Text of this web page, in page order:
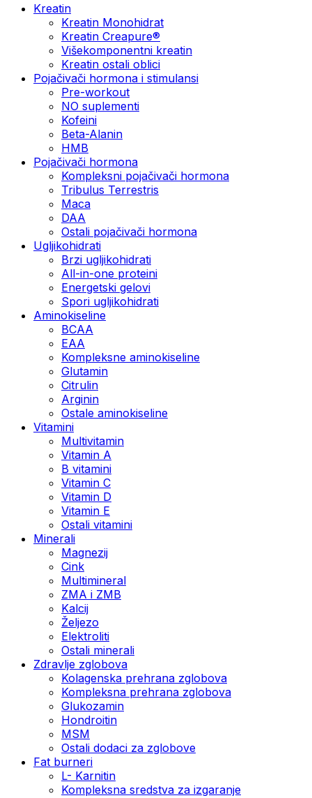
Kreatin
Kreatin Monohidrat
Kreatin Creapure®
Višekomponentni kreatin
Kreatin ostali oblici
Pojačivači hormona i stimulansi
Pre-workout
NO suplementi
Kofeini
Beta-Alanin
HMB
Pojačivači hormona
Kompleksni pojačivači hormona
Tribulus Terrestris
Maca
DAA
Ostali pojačivači hormona
Ugljikohidrati
Brzi ugljikohidrati
All-in-one proteini
Energetski gelovi
Spori ugljikohidrati
Aminokiseline
BCAA
EAA
Kompleksne aminokiseline
Glutamin
Citrulin
Arginin
Ostale aminokiseline
Vitamini
Multivitamin
Vitamin A
B vitamini
Vitamin C
Vitamin D
Vitamin E
Ostali vitamini
Minerali
Magnezij
Cink
Multimineral
ZMA i ZMB
Kalcij
Željezo
Elektroliti
Ostali minerali
Zdravlje zglobova
Kolagenska prehrana zglobova
Kompleksna prehrana zglobova
Glukozamin
Hondroitin
MSM
Ostali dodaci za zglobove
Fat burneri
L- Karnitin
Kompleksna sredstva za izgaranje